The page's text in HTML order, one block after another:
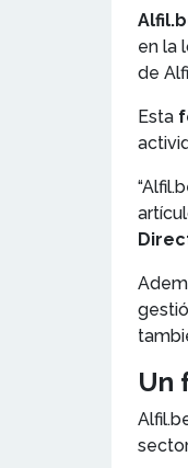
en la
de
Esta
Un